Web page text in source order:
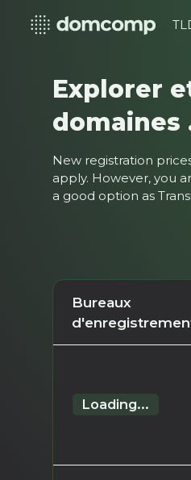
Explorer
domaines
New registration
apply. However, you
a good option as
Bureaux
Loading...